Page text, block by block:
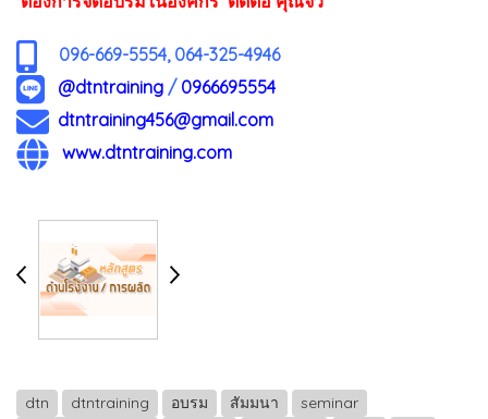
096-669-5554, 064-325-4946
@dtntraining / 0966695554
dtntraining456@gmail.com
www.dtntraining.com
dtn dtntraining อบรม สัมมนา
seminar